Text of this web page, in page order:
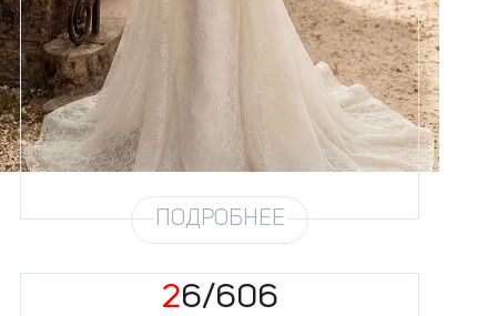
Цвет
Силуэт
Кружево
Юбка
Атлас стрейч + кружево +
съёмная юбка по фото
Шлейф
Возможен
ПОДРОБНЕЕ
26/606